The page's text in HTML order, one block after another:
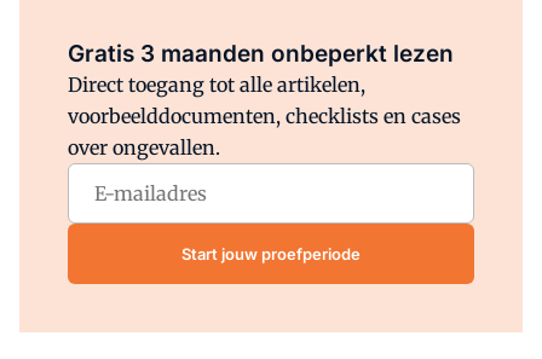
Gratis 3 maanden onbeperkt lezen
Direct toegang tot alle artikelen,
voorbeelddocumenten, checklists en cases
over ongevallen.
Start jouw proefperiode